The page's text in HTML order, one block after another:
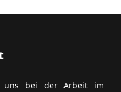
uns bei der Arbeit im